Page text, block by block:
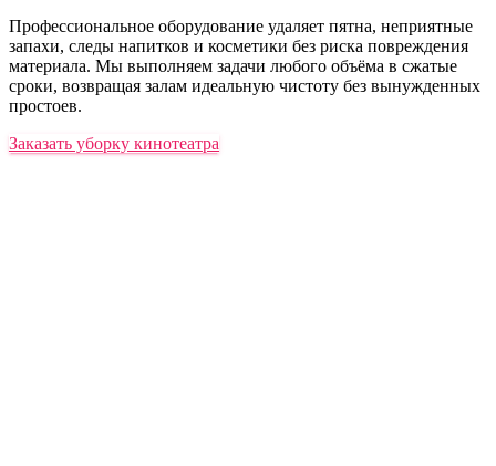
Профессиональное оборудование удаляет пятна, неприятные
запахи, следы напитков и косметики без риска повреждения
материала. Мы выполняем задачи любого объёма в сжатые
сроки, возвращая залам идеальную чистоту без вынужденных
простоев.
Заказать уборку кинотеатра